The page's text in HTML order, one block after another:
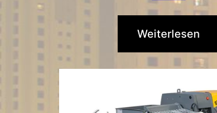
Weiterlesen